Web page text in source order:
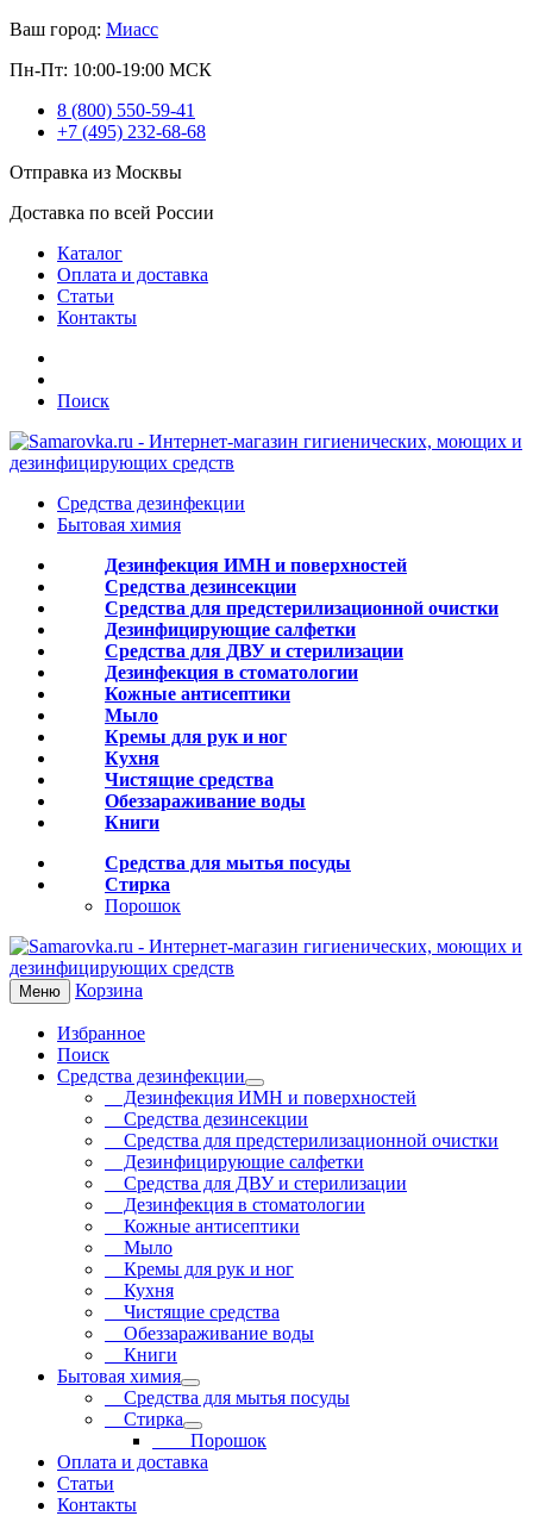
Ваш город: Миасс
Пн-Пт: 10:00-19:00 МСК
8 (800) 550-59-41
+7 (495) 232-68-68
Отправка из Москвы
Доставка по всей России
Каталог
Оплата и доставка
Статьи
Контакты
Поиск
Средства дезинфекции
Бытовая химия
Дезинфекция ИМН и поверхностей
Средства дезинсекции
Средства для предстерилизационной очистки
Дезинфицирующие салфетки
Средства для ДВУ и cтерилизации
Дезинфекция в стоматологии
Кожные антисептики
Мыло
Кремы для рук и ног
Кухня
Чистящие средства
Обеззараживание воды
Книги
Средства для мытья посуды
Стирка
Порошок
Меню Корзина
Избранное
Поиск
Средства дезинфекции
Дезинфекция ИМН и поверхностей
Средства дезинсекции
Средства для предстерилизационной очистки
Дезинфицирующие салфетки
Средства для ДВУ и cтерилизации
Дезинфекция в стоматологии
Кожные антисептики
Мыло
Кремы для рук и ног
Кухня
Чистящие средства
Обеззараживание воды
Книги
Бытовая химия
Средства для мытья посуды
Стирка
Порошок
Оплата и доставка
Статьи
Контакты